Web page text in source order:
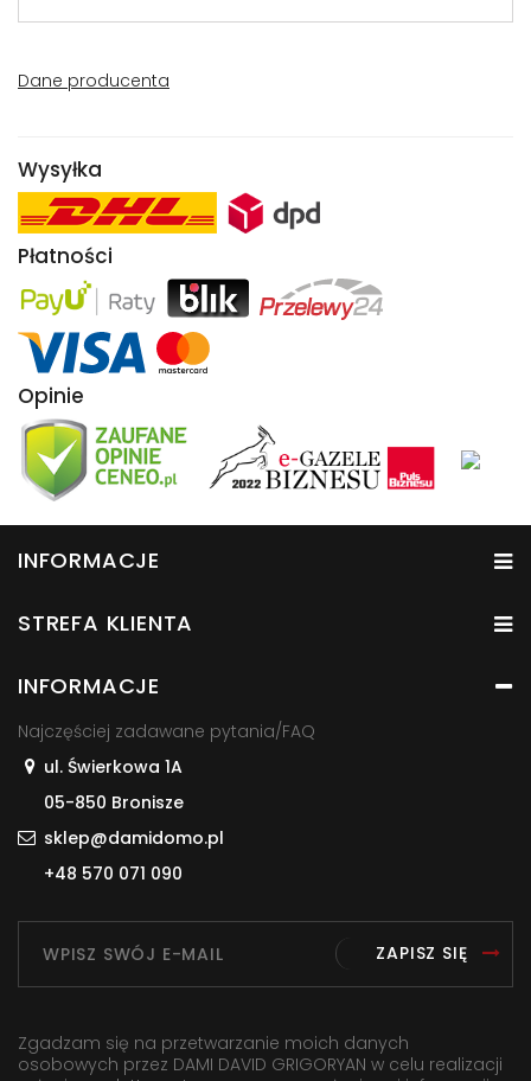
Dane producenta
Wysyłka
Płatności
Opinie
INFORMACJE
STREFA KLIENTA
INFORMACJE
Najczęściej zadawane pytania/FAQ
ul. Świerkowa 1A
05-850 Bronisze
sklep@damidomo.pl
+48 570 071 090
ZAPISZ SIĘ
Zgadzam się na przetwarzanie moich danych
osobowych przez DAMI DAVID GRIGORYAN w celu realizacji